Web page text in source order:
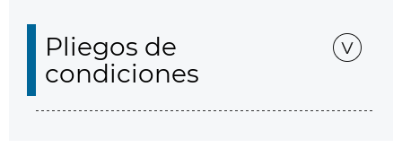
Pliegos de
condiciones